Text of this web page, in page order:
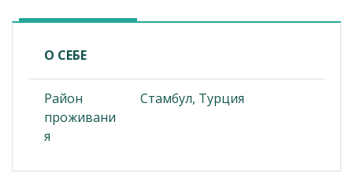
О СЕБЕ
Район
проживани
я
Стамбул, Турция